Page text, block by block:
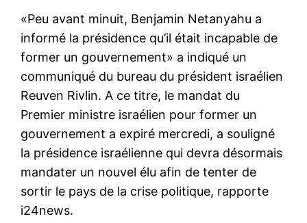
«Peu avant minuit, Benjamin Netanyahu a
informé la présidence qu’il était incapable de
former un gouvernement» a indiqué un
communiqué du bureau du président israélien
Reuven Rivlin. A ce titre, le mandat du
Premier ministre israélien pour former un
gouvernement a expiré mercredi, a souligné
la présidence israélienne qui devra désormais
mandater un nouvel élu afin de tenter de
sortir le pays de la crise politique, rapporte
i24news.